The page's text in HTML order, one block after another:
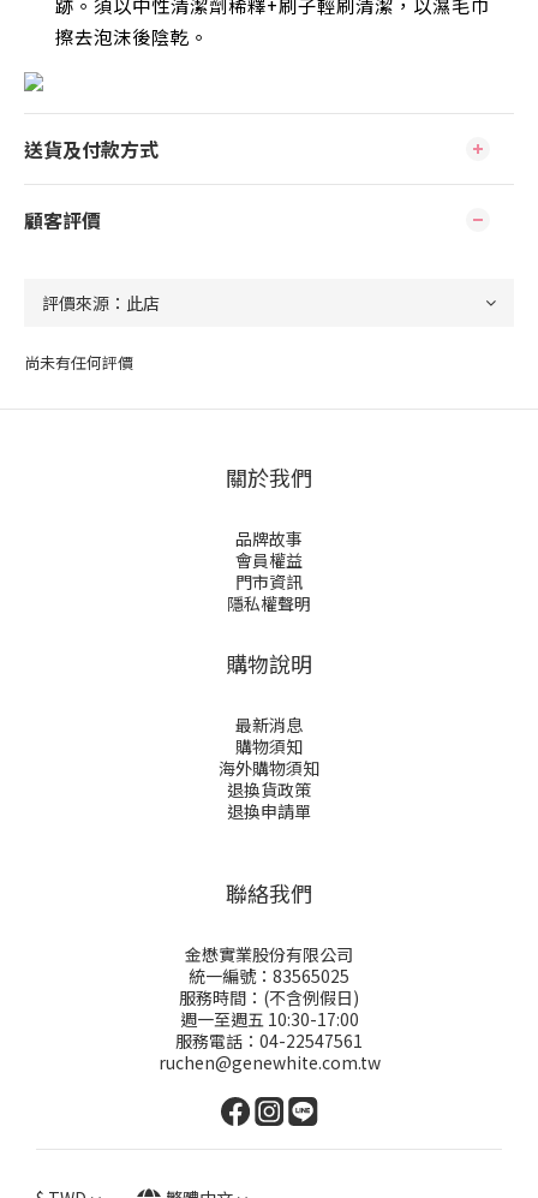
擦去泡沫後陰乾 。
送貨及付款方式
顧客評價
尚未有任何評價
關於我們
品牌故事
會員權益
門市資訊
隱私權聲明
購物說明
最新消息
購物須知
海外購物須知
退換貨政策
退換申請單
聯絡我們
金懋實業股份有限公司
統一編號：83565025
服務時間：(不含例假日)
週一至週五 10:30-17:00
服務電話：04-22547561
ruchen@genewhite.com.tw